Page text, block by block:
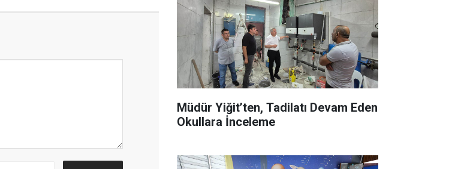
Müdür Yiğit’ten, Tadilatı Devam Eden
Okullara İnceleme